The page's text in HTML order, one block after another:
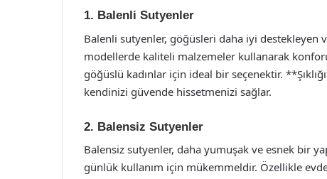
1. Balenli Sutyenler
Balenli sutyenler, göğüsleri daha iyi destekleyen
modellerde kaliteli malzemeler kullanarak
göğüslü kadınlar için ideal bir seçenektir.
kendinizi güvende hissetmenizi sağlar.
2. Balensiz Sutyenler
Balensiz sutyenler, daha yumuşak ve esnek bir
günlük kullanım için mükemmeldir. Özellikle